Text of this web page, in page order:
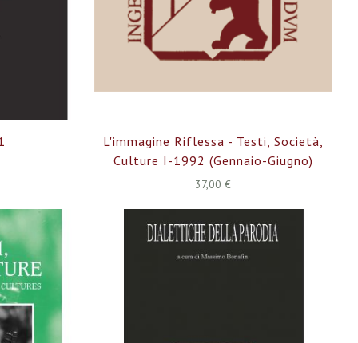
L'immagine Riflessa - Testi, Società,
Culture I-1992 (gennaio-Giugno)
37,00 €